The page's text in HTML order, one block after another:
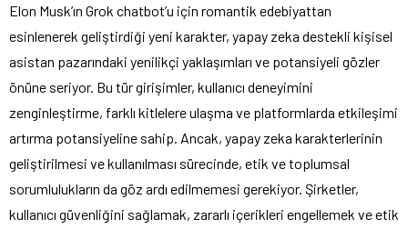
Elon Musk’ın Grok chatbot’u için romantik edebiyattan
esinlenerek geliştirdiği yeni karakter, yapay zeka destekli kişisel
asistan pazarındaki yenilikçi yaklaşımları ve potansiyeli gözler
önüne seriyor. Bu tür girişimler, kullanıcı deneyimini
zenginleştirme, farklı kitlelere ulaşma ve platformlarda etkileşimi
artırma potansiyeline sahip. Ancak, yapay zeka karakterlerinin
geliştirilmesi ve kullanılması sürecinde, etik ve toplumsal
sorumlulukların da göz ardı edilmemesi gerekiyor. Şirketler,
kullanıcı güvenliğini sağlamak, zararlı içerikleri engellemek ve etik